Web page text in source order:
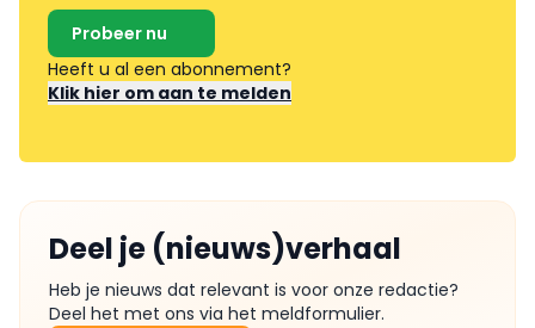
Probeer nu
Heeft u al een abonnement?
Klik hier om aan te melden
Deel je (nieuws)verhaal
Heb je nieuws dat relevant is voor onze redactie?
Deel het met ons via het meldformulier.